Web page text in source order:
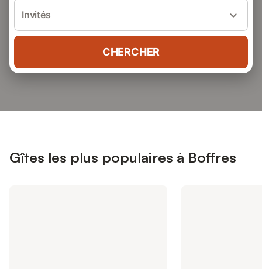
Invités
CHERCHER
Gîtes les plus populaires à Boffres